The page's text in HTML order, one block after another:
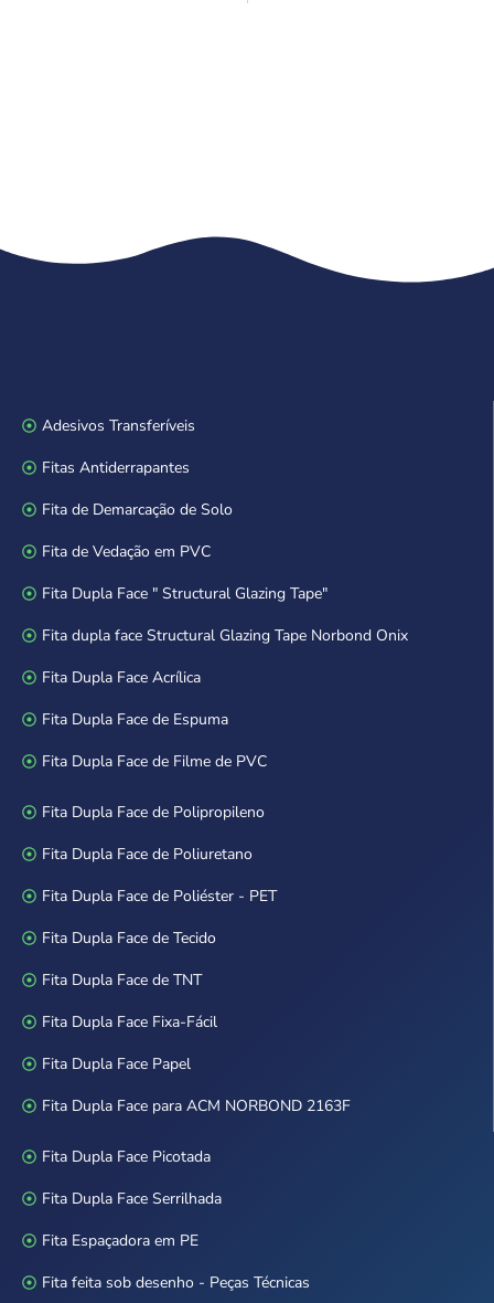
Adesivos Transferíveis
Fitas Antiderrapantes
Fita de Demarcação de Solo
Fita de Vedação em PVC
Fita Dupla Face " Structural Glazing Tape"
Fita dupla face Structural Glazing Tape Norbond Onix
Fita Dupla Face Acrílica
Fita Dupla Face de Espuma
Fita Dupla Face de Filme de PVC
Fita Dupla Face de Polipropileno
Fita Dupla Face de Poliuretano
Fita Dupla Face de Poliéster - PET
Fita Dupla Face de Tecido
Fita Dupla Face de TNT
Fita Dupla Face Fixa-Fácil
Fita Dupla Face Papel
Fita Dupla Face para ACM NORBOND 2163F
Fita Dupla Face Picotada
Fita Dupla Face Serrilhada
Fita Espaçadora em PE
Fita feita sob desenho - Peças Técnicas